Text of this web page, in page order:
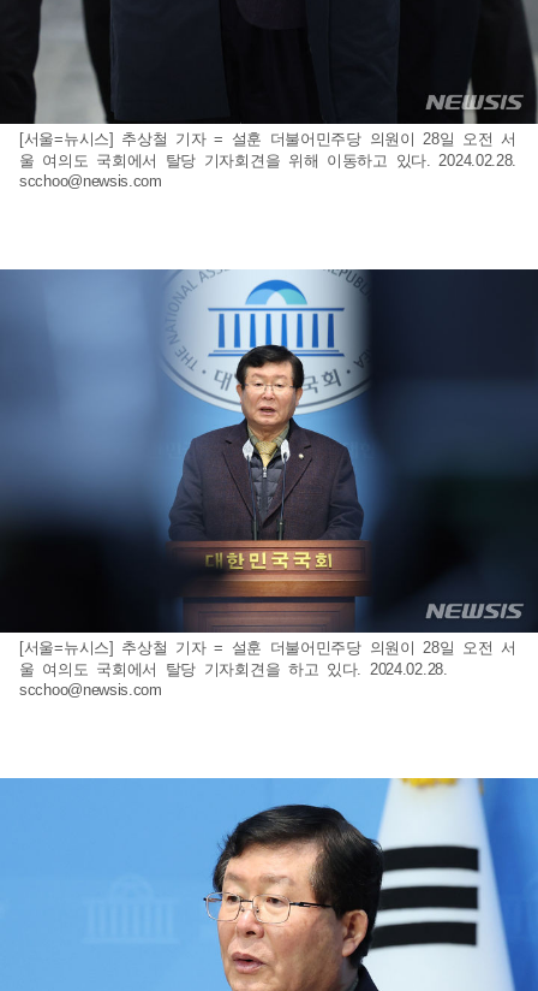
[서울=뉴시스] 추상철 기자 = 설훈 더불어민주당 의원이 28일 오전 서
울 여의도 국회에서 탈당 기자회견을 위해 이동하고 있다. 2024.02.28.
scchoo@newsis.com
[서울=뉴시스] 추상철 기자 = 설훈 더불어민주당 의원이 28일 오전 서
울 여의도 국회에서 탈당 기자회견을 하고 있다. 2024.02.28.
scchoo@newsis.com